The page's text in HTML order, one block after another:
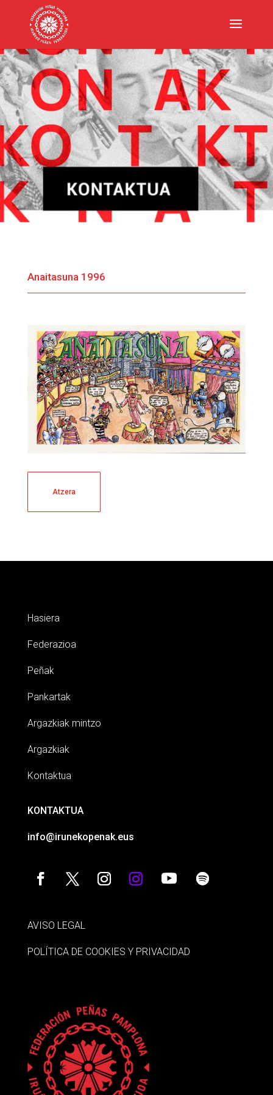
Anaitasuna 1996
Atzera
Hasiera
Federazioa
Peñak
Pankartak
Argazkiak mintzo
Argazkiak
Kontaktua
KONTAKTUA
info@irunekopenak.eus
AVISO LEGAL
POLÍTICA DE COOKIES Y PRIVACIDAD